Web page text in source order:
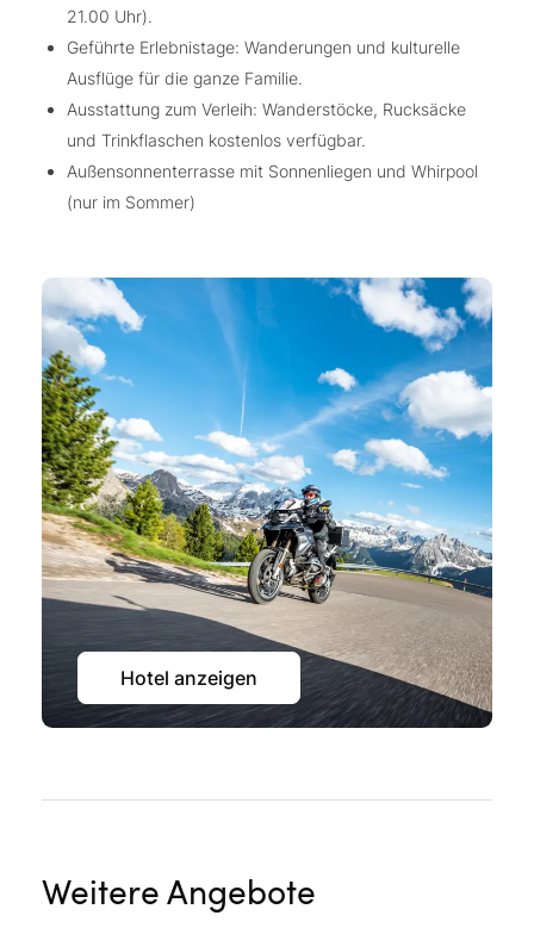
21.00 Uhr).
Geführte Erlebnistage: Wanderungen und kulturelle
Ausflüge für die ganze Familie.
Ausstattung zum Verleih: Wanderstöcke, Rucksäcke
und Trinkflaschen kostenlos verfügbar.
Außensonnenterrasse mit Sonnenliegen und Whirpool
(nur im Sommer)
Hotel anzeigen
Weitere Angebote